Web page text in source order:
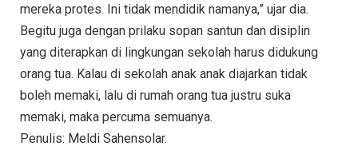
mereka protes. Ini tidak mendidik namanya,” ujar dia.
Begitu juga dengan prilaku sopan santun dan disiplin
yang diterapkan di lingkungan sekolah harus didukung
orang tua. Kalau di sekolah anak anak diajarkan tidak
boleh memaki, lalu di rumah orang tua justru suka
memaki, maka percuma semuanya.
Penulis: Meldi Sahensolar.